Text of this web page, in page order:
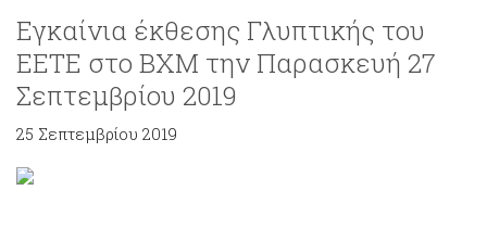
Εγκαίνια έκθεσης Γλυπτικής του
ΕΕΤΕ στο ΒΧΜ την Παρασκευή 27
Σεπτεμβρίου 2019
25 Σεπτεμβρίου 2019